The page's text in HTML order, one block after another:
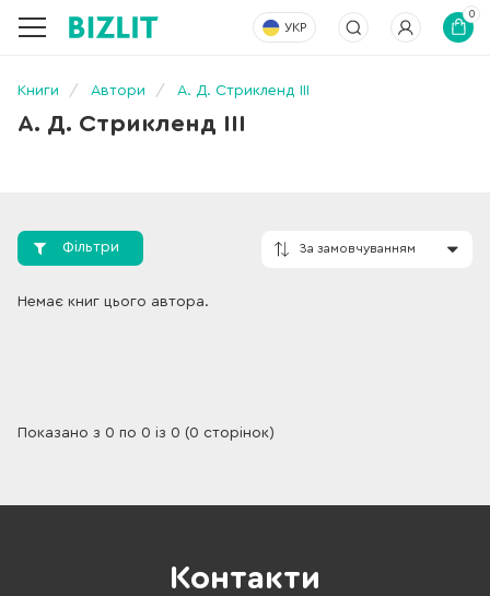
УКР
0
Книги Автори А. Д. Стрикленд III
А. Д. Стрикленд III
Фільтри
Немає книг цього автора.
Показано з 0 по 0 із 0 (0 сторінок)
Контакти